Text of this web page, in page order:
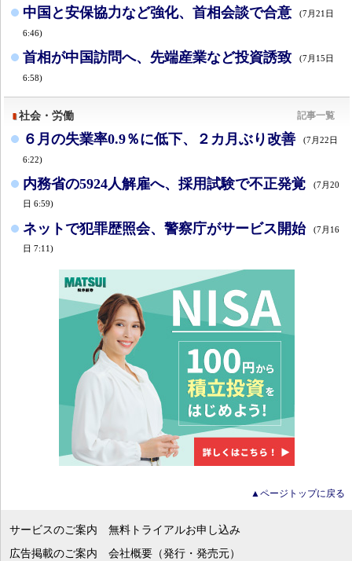
中国と安保協力など強化、首相会談で合意 (7月21日
6:46)
首相が中国訪問へ、先端産業など投資誘致 (7月15日
6:58)
社会・労働 記事一覧
６月の失業率0.9％に低下、２カ月ぶり改善 (7月22日
6:22)
内務省の5924人解雇へ、採用試験で不正発覚
(7月20
日 6:59)
ネットで犯罪歴照会、警察庁がサービス開始
(7月16
日 7:11)
▲ページトップに戻る
サービスのご案内
無料トライアルお申し込み
広告掲載のご案内 会社概要（発行・発売元）